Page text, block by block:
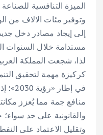
الميزة التنافسية
وتوفير مئات الالاف من
إلى إيجاد مصادر دخل
مستدامة خلال السنوات
لذا، شجعت المملكة
كركيزة مهمة لتحقيق
في
منافع جمة مما يُعزز
والقانونية على حد
وتقليل الاعتماد على